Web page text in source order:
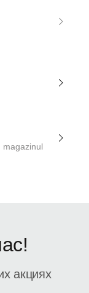
magazinul
акциях